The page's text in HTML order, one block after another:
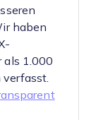
haben
als 1.000